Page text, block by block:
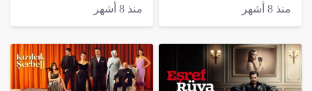
منذ 8 أشهر
منذ 8 أشهر